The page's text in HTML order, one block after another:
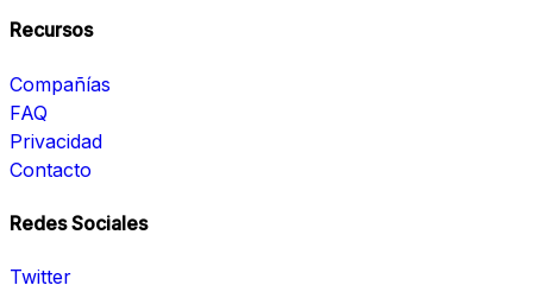
Recursos
Compañías
FAQ
Privacidad
Contacto
Redes Sociales
Twitter